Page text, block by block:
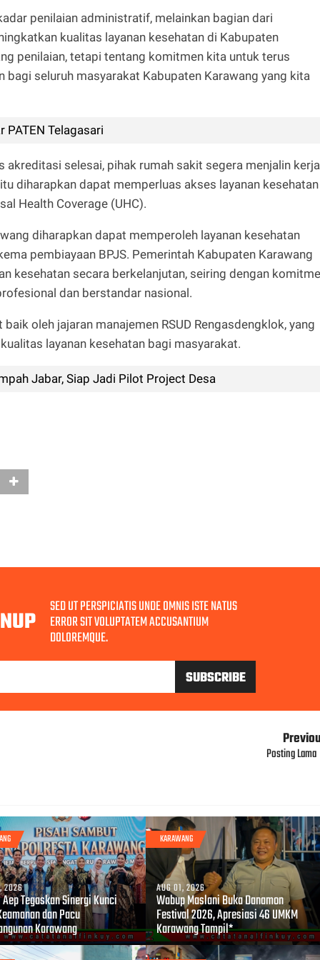
penilaian administratif, melainkan bagian dari
kualitas layanan kesehatan di Kabupaten
penilaian, tetapi tentang komitmen kita untuk terus
bagi seluruh masyarakat Kabupaten Karawang yang kita
PATEN Telagasari
selesai, pihak rumah sakit segera menjalin kerja
diharapkan dapat memperluas akses layanan kesehatan
Health Coverage (UHC).
diharapkan dapat memperoleh layanan kesehatan
pembiayaan BPJS. Pemerintah Kabupaten Karawang
kesehatan secara berkelanjutan, seiring dengan
dan berstandar nasional.
oleh jajaran manajemen RSUD Rengasdengklok, yang
layanan kesehatan bagi masyarakat.
Jabar, Siap Jadi Pilot Project Desa
SED UT PERSPICIATIS UNDE OMNIS ISTE NATUS
ERROR SIT VOLUPTATEM ACCUSANTIUM
DOLOREMQUE.
Posting Lama
2026
Tegaskan Sinergi Kunci
dan Pacu
Karawang
KARAWANG
AUG 01, 2026
Wabup Maslani Buka Danamon
Festival 2026, Apresiasi 46 UMKM
Karawang Tampil*